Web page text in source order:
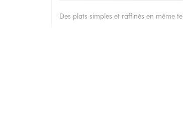
Des plats simples et raffinés en même